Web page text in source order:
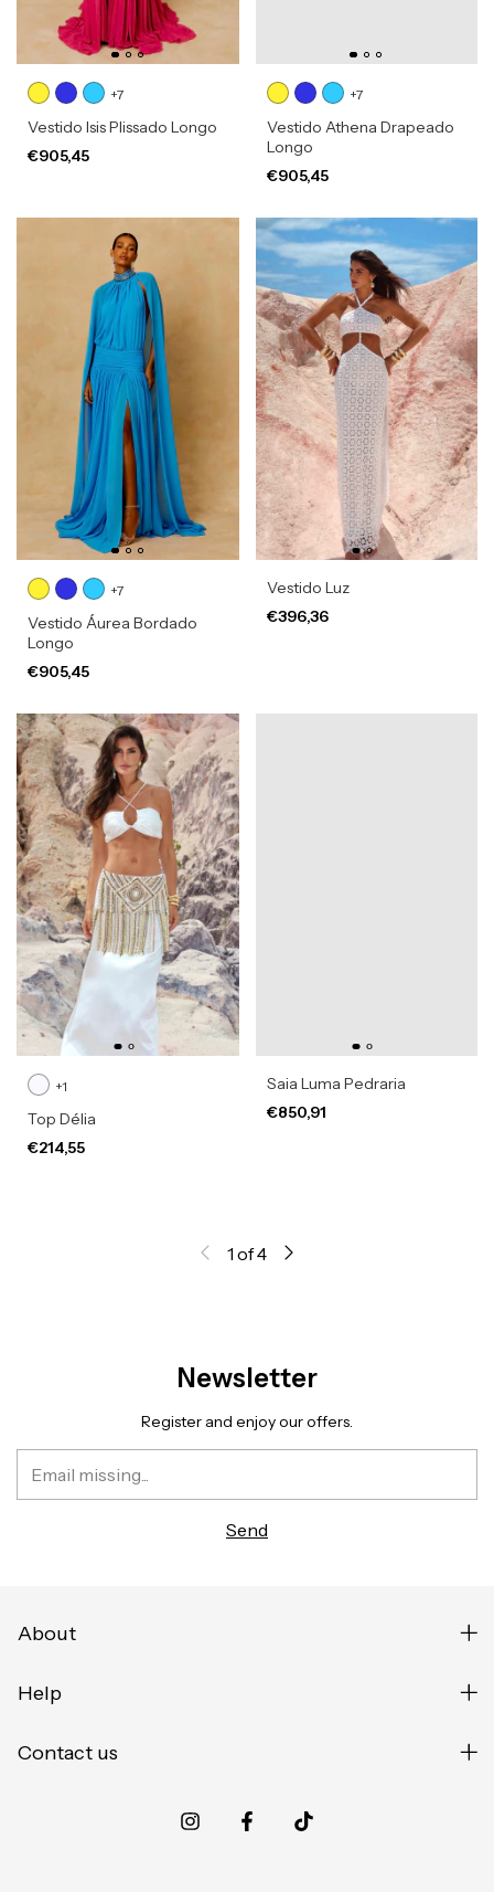
+7
Vestido Isis Plissado Longo
€905,45
+7
Vestido Athena Drapeado
Longo
€905,45
+7
Vestido Áurea Bordado
Longo
€905,45
Vestido Luz
€396,36
+1
Top Délia
€214,55
Saia Luma Pedraria
€850,91
1 of4
Newsletter
Register and enjoy our offers.
About
Help
Contact us